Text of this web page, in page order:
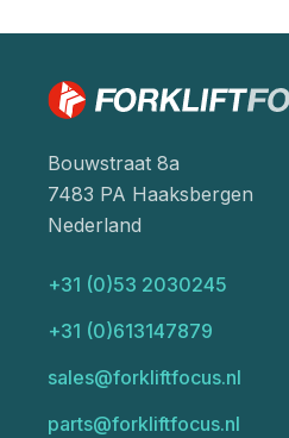
Bouwstraat 8a
7483 PA Haaksbergen
Nederland
+31 (0)53 2030245
+31 (0)613147879
sales@forkliftfocus.nl
parts@forkliftfocus.nl